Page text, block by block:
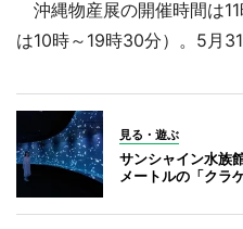
沖縄物産展の開催時間は
は10時～19時30分）。5月31
見る・遊ぶ
サンシャイン水族
メートルの「クラ